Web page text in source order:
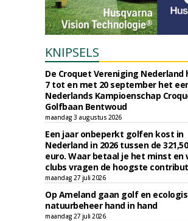
KNIPSELS
De Croquet Vereniging Nederland
7 tot en met 20 september het
Nederlands Kampioenschap
Golfbaan Bentwoud
maandag 3 augustus 2026
Een jaar onbeperkt golfen kost in
Nederland in 2026 tussen de
euro. Waar betaal je het minst en
clubs vragen de hoogste
maandag 27 juli 2026
Op Ameland gaan golf en
natuurbeheer hand in hand
maandag 27 juli 2026